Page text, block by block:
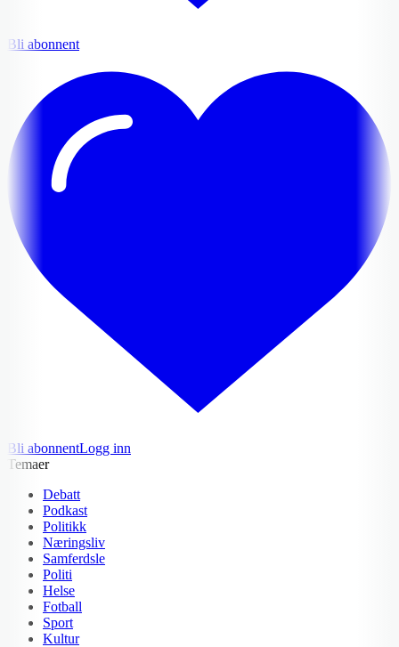
Bli abonnent
Bli abonnentLogg inn
Temaer
Debatt
Podkast
Politikk
Næringsliv
Samferdsle
Politi
Helse
Fotball
Sport
Kultur